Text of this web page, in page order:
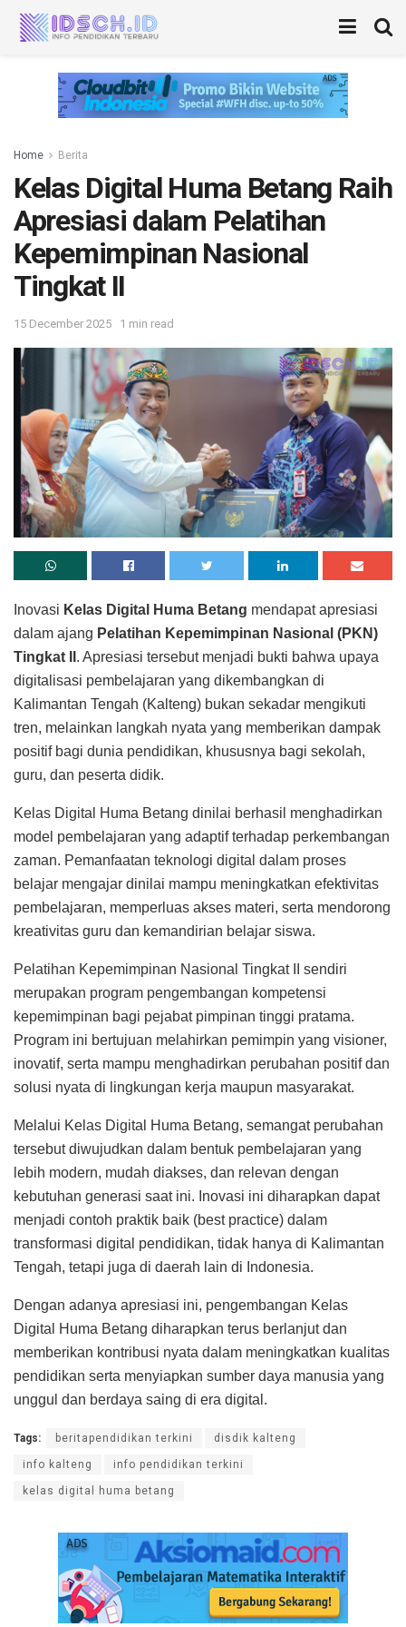
Home Berita
Kelas Digital Huma Betang Raih
Apresiasi dalam Pelatihan
Kepemimpinan Nasional
Tingkat II
15 December 2025 1 min read
Inovasi Kelas Digital Huma Betang mendapat apresiasi
dalam ajang Pelatihan Kepemimpinan Nasional (PKN)
Tingkat II . Apresiasi tersebut menjadi bukti bahwa upaya
digitalisasi pembelajaran yang dikembangkan di
Kalimantan Tengah (Kalteng) bukan sekadar mengikuti
tren, melainkan langkah nyata yang memberikan dampak
positif bagi dunia pendidikan, khususnya bagi sekolah,
guru, dan peserta didik.
Kelas Digital Huma Betang dinilai berhasil menghadirkan
model pembelajaran yang adaptif terhadap perkembangan
zaman. Pemanfaatan teknologi digital dalam proses
belajar mengajar dinilai mampu meningkatkan efektivitas
pembelajaran, memperluas akses materi, serta mendorong
kreativitas guru dan kemandirian belajar siswa.
Pelatihan Kepemimpinan Nasional Tingkat II sendiri
merupakan program pengembangan kompetensi
kepemimpinan bagi pejabat pimpinan tinggi pratama.
Program ini bertujuan melahirkan pemimpin yang visioner,
inovatif, serta mampu menghadirkan perubahan positif dan
solusi nyata di lingkungan kerja maupun masyarakat.
Melalui Kelas Digital Huma Betang, semangat perubahan
tersebut diwujudkan dalam bentuk pembelajaran yang
lebih modern, mudah diakses, dan relevan dengan
kebutuhan generasi saat ini. Inovasi ini diharapkan dapat
menjadi contoh praktik baik (best practice) dalam
transformasi digital pendidikan, tidak hanya di Kalimantan
Tengah, tetapi juga di daerah lain di Indonesia.
Dengan adanya apresiasi ini, pengembangan Kelas
Digital Huma Betang diharapkan terus berlanjut dan
memberikan kontribusi nyata dalam meningkatkan kualitas
pendidikan serta menyiapkan sumber daya manusia yang
unggul dan berdaya saing di era digital.
Tags: beritapendidikan terkini disdik kalteng
info kalteng info pendidikan terkini
kelas digital huma betang